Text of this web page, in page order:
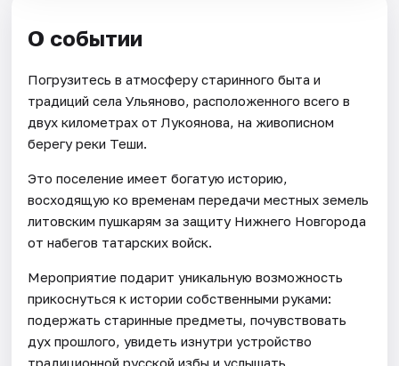
О событии
Погрузитесь в атмосферу старинного быта и
традиций села Ульяново, расположенного всего в
двух километрах от Лукоянова, на живописном
берегу реки Теши.
Это поселение имеет богатую историю,
восходящую ко временам передачи местных земель
литовским пушкарям за защиту Нижнего Новгорода
от набегов татарских войск.
Мероприятие подарит уникальную возможность
прикоснуться к истории собственными руками:
подержать старинные предметы, почувствовать
дух прошлого, увидеть изнутри устройство
традиционной русской избы и услышать